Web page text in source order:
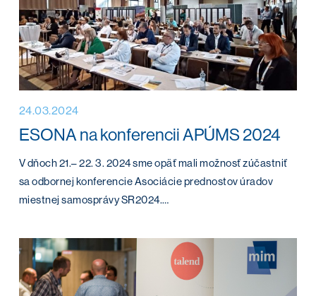
24.03.2024
ESONA na konferencii APÚMS 2024
V dňoch 21.– 22. 3. 2024 sme opäť mali možnosť zúčastniť
sa odbornej konferencie Asociácie prednostov úradov
miestnej samosprávy SR2024.…